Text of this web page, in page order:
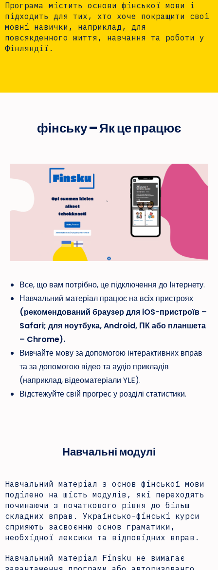
Програма містить основи фінської мови і
підходить для тих, хто хоче покращити свої
мовні навички, наприклад, для
повсякденного життя, навчання та роботи у
Фінляндії.
фінську – Як це працює
Все, що вам потрібно, це підключення до Інтернету.
Навчальний матеріал працює на всіх пристроях
(рекомендований браузер для iOS-пристроїв –
Safari; для ноутбука, Android, ПК або планшета
– Chrome).
Вивчайте мову за допомогою інтерактивних вправ
та за допомогою відео та аудіо прикладів
(наприклад, відеоматеріали YLE).
Відстежуйте свій прогрес у розділі статистики.
Навчальні модулі
Навчальний матеріал з основ фінської мови
поділено на шість модулів, які переходять
починаючи з початкового рівня до більш
складних вправ. Українсько-фінські курси
сприяють засвоєнню основ граматики,
необхідної лексики та відповідних вправ.
Навчальний матеріал Finsku не вимагає